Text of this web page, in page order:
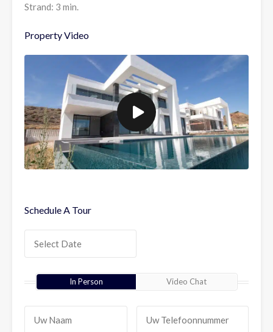
Strand: 3 min.
Property Video
Schedule A Tour
In Person Video Chat